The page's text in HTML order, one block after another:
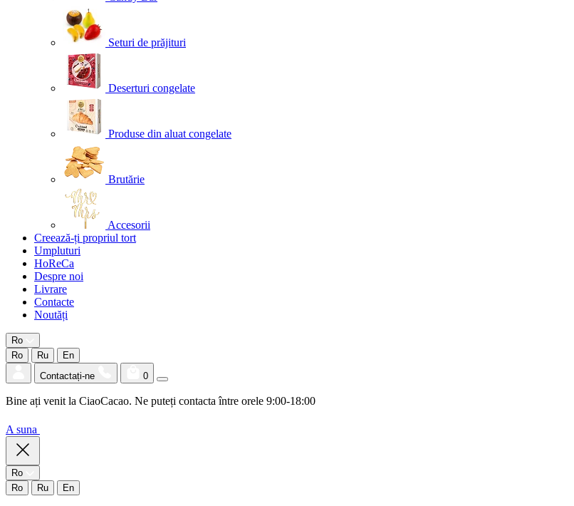
Seturi de prăjituri
Deserturi congelate
Produse din aluat congelate
Brutărie
Accesorii
Creează-ți propriul tort
Umpluturi
HoReCa
Despre noi
Livrare
Contacte
Noutăți
Ro
Ro
Ru
En
Contactați-ne
0
Bine ați venit la CiaoCacao. Ne puteți contacta între orele 9:00-18:00
A suna
Ro
Ro
Ru En